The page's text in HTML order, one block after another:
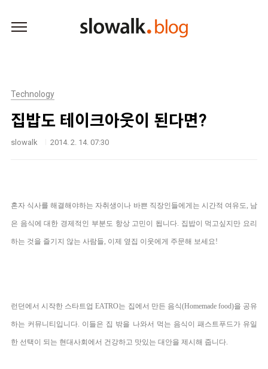
Technology
집밥도 테이크아웃이 된다면?
slowalk 2014. 2. 14. 07:30
혼자 식사를 해결해야하는 자취생이나 바쁜 직장인들에게는 시간적 여유도, 남
은 음식에 대한 경제적인 부분도 항상 고민이 됩니다. 집밥이 먹고싶지만 요리
하는 것을 즐기지 않는 사람들, 이제 옆집 이웃에게 주문해 보세요!
런던에서 시작한 스타트업EATRO는 집에서 만든 음식(Homemade food)을 공유
하는 커뮤니티입니다. 이들은 집 밖을 나와서 먹는 음식이 패스트푸드가 유일
한 선택이 되는 현대사회에서 건강하고 맛있는 대안을 제시해 줍니다.